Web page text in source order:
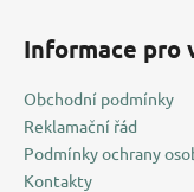
Informace pro
Obchodní podmínky
Reklamační řád
Podmínky ochrany
Kontakty